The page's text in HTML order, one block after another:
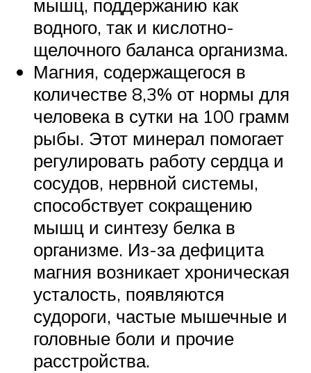
мышц, поддержанию как
водного, так и кислотно-
щелочного баланса организма.
Магния, содержащегося в
количестве 8,3% от нормы для
человека в сутки на 100 грамм
рыбы. Этот минерал помогает
регулировать работу сердца и
сосудов, нервной системы,
способствует сокращению
мышц и синтезу белка в
организме. Из-за дефицита
магния возникает хроническая
усталость, появляются
судороги, частые мышечные и
головные боли и прочие
расстройства.